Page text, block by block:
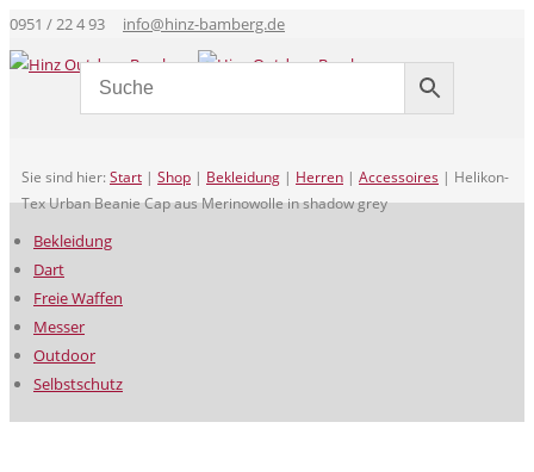
0951 / 22 4 93 info@hinz-bamberg.de
Sie sind hier: Start | Shop | Bekleidung | Herren | Accessoires | Helikon-
Tex Urban Beanie Cap aus Merinowolle in shadow grey
Bekleidung
Dart
Freie Waffen
Messer
Outdoor
Selbstschutz